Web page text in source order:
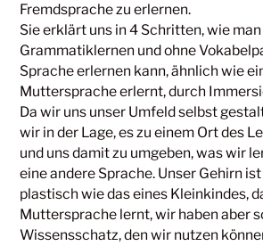
Fremdsprache zu erlernen.
Sie erklärt uns in 4 Schritten, wie
Grammatiklernen und ohne
Sprache erlernen kann, ähnlich wie
Muttersprache erlernt, durch
Da wir uns unser Umfeld selbst
wir in der Lage, es zu einem Ort des
und uns damit zu umgeben, was wir
eine andere Sprache. Unser Gehirn
plastisch wie das eines Kleinkindes,
Muttersprache lernt, wir haben aber
Wissensschatz, den wir nutzen